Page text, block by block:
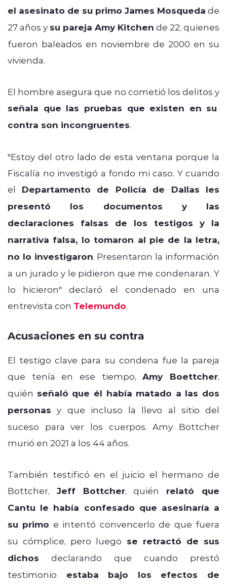
el asesinato de su primo James Mosqueda de
27 años y su pareja Amy Kitchen de 22, quienes
fueron baleados en noviembre de 2000 en su
vivienda.
El hombre asegura que no cometió los delitos y
señala que las pruebas que existen en su
contra son incongruentes.
"Estoy del otro lado de esta ventana porque la
Fiscalía no investigó a fondo mi caso. Y cuando
el Departamento de Policía de Dallas les
presentó los documentos y las
declaraciones falsas de los testigos y la
narrativa falsa, lo tomaron al pie de la letra,
no lo investigaron. Presentaron la información
a un jurado y le pidieron que me condenaran. Y
lo hicieron" declaró el condenado en una
entrevista con Telemundo.
Acusaciones en su contra
El testigo clave para su condena fue la pareja
que tenía en ese tiempo,Amy Boettcher,
quién señaló que él había matado a las dos
personas y que incluso la llevo al sitio del
suceso para ver los cuerpos. Amy Bottcher
murió en 2021 a los 44 años.
También testificó en el juicio el hermano de
Bottcher, Jeff Bottcher, quién relató que
Cantu le había confesado que asesinaría a
su primo e intentó convencerlo de que fuera
su cómplice, pero luego se retractó de sus
dichos declarando que cuando prestó
testimonio estaba bajo los efectos de